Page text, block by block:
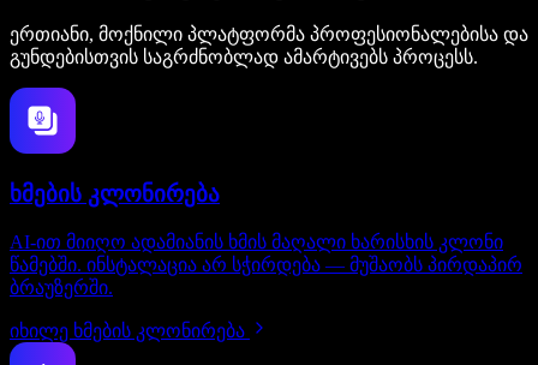
ერთიანი, მოქნილი პლატფორმა პროფესიონალებისა და
გუნდებისთვის საგრძნობლად ამარტივებს პროცესს.
ხმების კლონირება
AI-ით მიიღო ადამიანის ხმის მაღალი ხარისხის კლონი
წამებში. ინსტალაცია არ სჭირდება — მუშაობს პირდაპირ
ბრაუზერში.
იხილე ხმების კლონირება